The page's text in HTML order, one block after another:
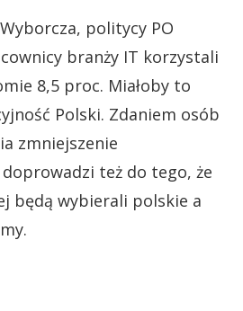
politycy PO
branży IT korzystali
8,5 proc. Miałoby to
Polski. Zdaniem osób
zmniejszenie
też do tego, że
będą wybierali polskie a